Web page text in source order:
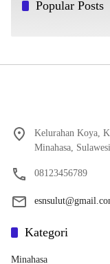
Popular Posts
Kelurahan Koya,
Minahasa,
08123456789
Kategori
Minahasa